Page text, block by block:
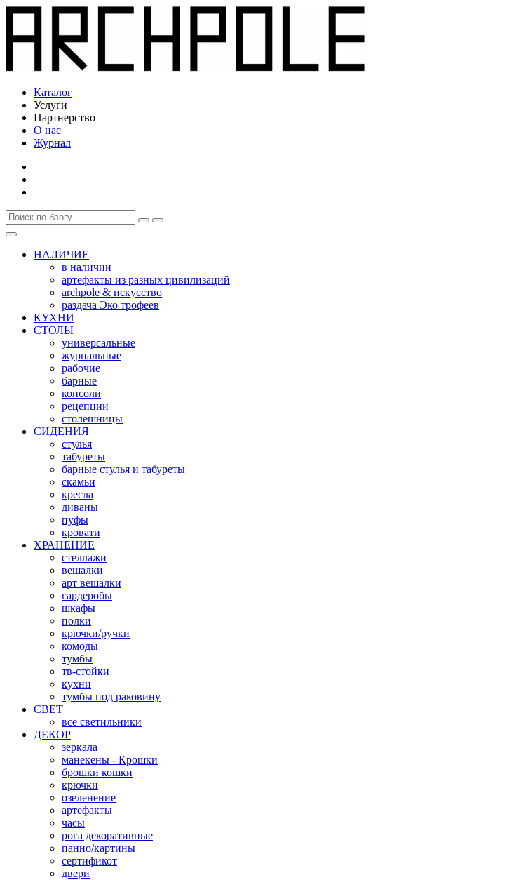
Каталог
Услуги
Партнерство
О нас
Журнал
НАЛИЧИЕ
в наличии
артефакты из разных цивилизаций
archpole & искусство
раздача Эко трофеев
КУХНИ
СТОЛЫ
универсальные
журнальные
рабочие
барные
консоли
рецепции
столешницы
СИДЕНИЯ
стулья
табуреты
барные стулья и табуреты
скамьи
кресла
диваны
пуфы
кровати
ХРАНЕНИЕ
стеллажи
вешалки
арт вешалки
гардеробы
шкафы
полки
крючки/ручки
комоды
тумбы
тв-стойки
кухни
тумбы под раковину
СВЕТ
все светильники
ДЕКОР
зеркала
манекены - Крошки
брошки кошки
крючки
озеленение
артефакты
часы
рога декоративные
панно/картины
сертификот
двери